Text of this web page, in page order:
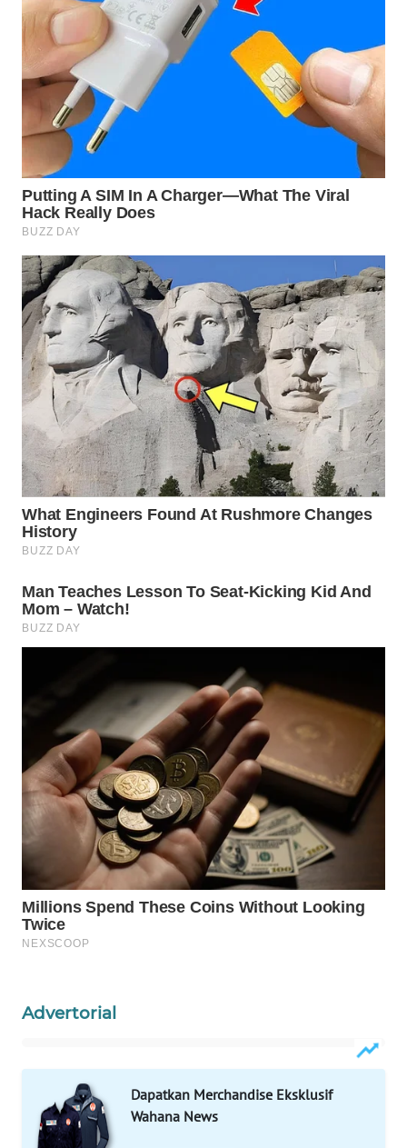
Advertorial
Dapatkan Merchandise Eksklusif
Wahana News
MADURA
WN
SURABAYA
WN
NATUNA
WN
BINTAN
WN
MANDALIKA
WN
LIKUPANG
WN
LABUANBAJO
WN
BORNEO
Wahana
Media
Group
WAHANA
NEWS
WAHANA
ADVOKAT
WAHANA
INFRASTRUKTUR
WAHANA
KONSUMEN
WAHANA
WAHANA
TRAVEL
WAHANA
WAHANANEWS